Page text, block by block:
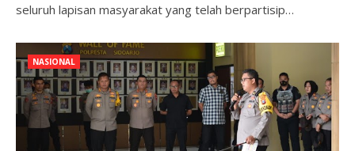
seluruh lapisan masyarakat yang telah berpartisip…
NASIONAL